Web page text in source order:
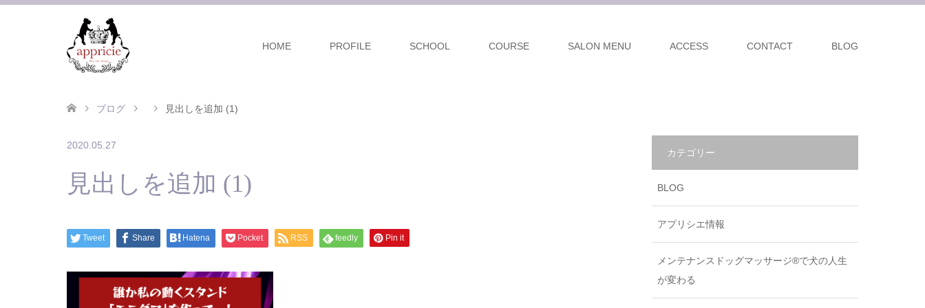
HOME PROFILE SCHOOL COURSE SALON MENU ACCESS CONTACT BLOG
ブログ 見出しを追加 (1)
2020.05.27
見出しを追加 (1)
Tweet Share Hatena Pocket RSS feedly Pin it
カテゴリー
BLOG
アプリシエ情報
メンテナンスドッグマッサージ®で犬の人生
が変わる